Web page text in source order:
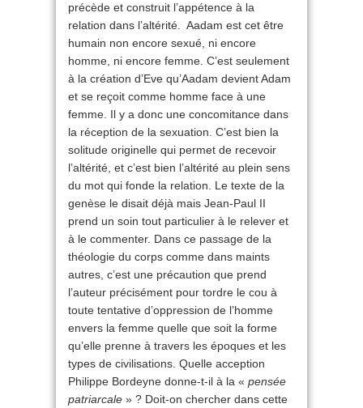
précède et construit l’appétence à la
relation dans l’altérité. Aadam est cet être
humain non encore sexué, ni encore
homme, ni encore femme. C’est seulement
à la création d’Eve qu’Aadam devient Adam
et se reçoit comme homme face à une
femme. Il y a donc une concomitance dans
la réception de la sexuation. C’est bien la
solitude originelle qui permet de recevoir
l’altérité, et c’est bien l’altérité au plein sens
du mot qui fonde la relation. Le texte de la
genèse le disait déjà mais Jean-Paul II
prend un soin tout particulier à le relever et
à le commenter. Dans ce passage de la
théologie du corps comme dans maints
autres, c’est une précaution que prend
l’auteur précisément pour tordre le cou à
toute tentative d’oppression de l’homme
envers la femme quelle que soit la forme
qu’elle prenne à travers les époques et les
types de civilisations. Quelle acception
Philippe Bordeyne donne-t-il à la « pensée
patriarcale » ? Doit-on chercher dans cette